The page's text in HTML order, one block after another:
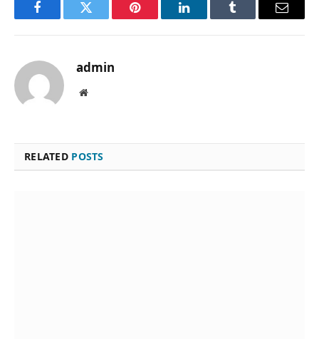
FacebookTwitter Pinterest LinkedInTumblr Email
admin
Website
RELATED POSTS